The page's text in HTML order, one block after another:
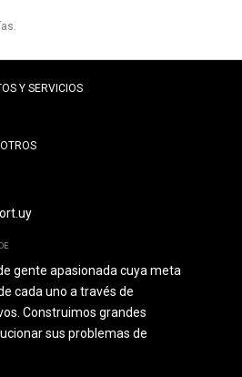
Y SERVICIOS
gente apasionada cuya meta
cada uno a través de
Construimos grandes
sus problemas de